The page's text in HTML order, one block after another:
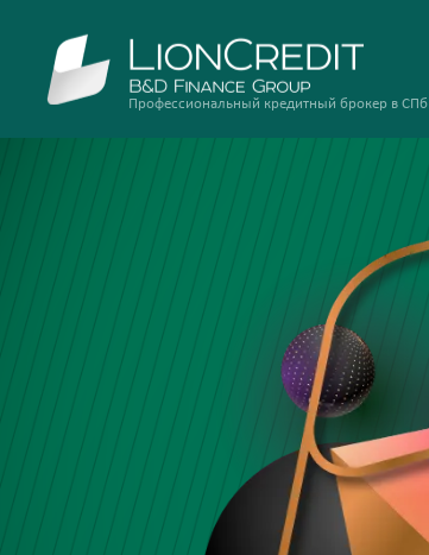
Профессиональный кредитный брокер в СПб